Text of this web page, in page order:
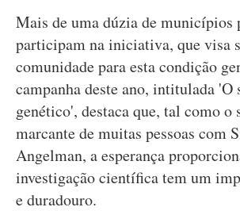
Mais de uma dúzia de municípios
participam na iniciativa, que visa
comunidade para esta condição
campanha deste ano, intitulada 'O
genético', destaca que, tal como o
marcante de muitas pessoas com
Angelman, a esperança
investigação científica tem um
e duradouro.